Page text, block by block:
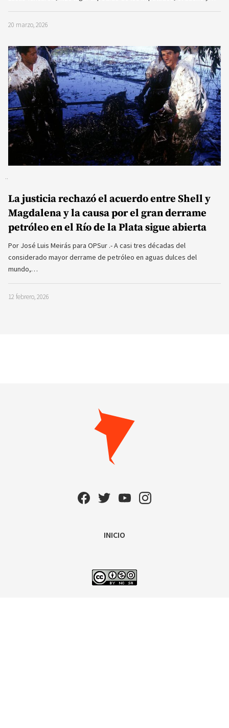
20 marzo, 2026
La justicia rechazó el acuerdo entre Shell y
Magdalena y la causa por el gran derrame
petróleo en el Río de la Plata sigue abierta
Por José Luis Meirás para OPSur .- A casi tres décadas del
considerado mayor derrame de petróleo en aguas dulces del
mundo,…
12 febrero, 2026
INICIO